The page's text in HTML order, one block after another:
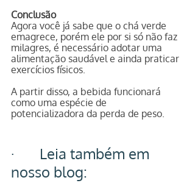
Conclusão
Agora você já sabe que o chá verde
emagrece, porém ele por si só não faz
milagres, é necessário adotar uma
alimentação saudável e ainda praticar
exercícios físicos.
A partir disso, a bebida funcionará
como uma espécie de
potencializadora da perda de peso.
·       Leia também em
nosso blog: